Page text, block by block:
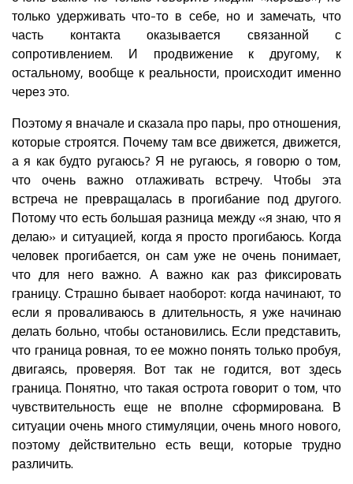
только удерживать что-то в себе, но и замечать, что
часть контакта оказывается связанной с
сопротивлением. И продвижение к другому, к
остальному, вообще к реальности, происходит именно
через это.
Поэтому я вначале и сказала про пары, про отношения,
которые строятся. Почему там все движется, движется,
а я как будто ругаюсь? Я не ругаюсь, я говорю о том,
что очень важно отлаживать встречу. Чтобы эта
встреча не превращалась в прогибание под другого.
Потому что есть большая разница между «я знаю, что я
делаю» и ситуацией, когда я просто прогибаюсь. Когда
человек прогибается, он сам уже не очень понимает,
что для него важно. А важно как раз фиксировать
границу. Страшно бывает наоборот: когда начинают, то
если я проваливаюсь в длительность, я уже начинаю
делать больно, чтобы остановились. Если представить,
что граница ровная, то ее можно понять только пробуя,
двигаясь, проверяя. Вот так не годится, вот здесь
граница. Понятно, что такая острота говорит о том, что
чувствительность еще не вполне сформирована. В
ситуации очень много стимуляции, очень много нового,
поэтому действительно есть вещи, которые трудно
различить.